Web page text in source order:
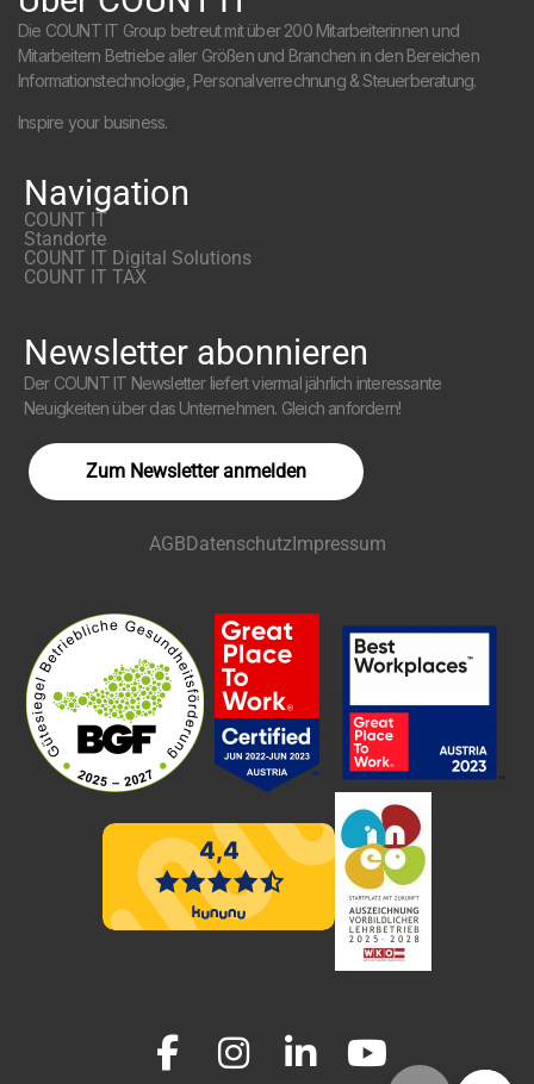
Die COUNT IT Group betreut mit über 200 Mitarbeiterinnen und
Mitarbeitern Betriebe aller Größen und Branchen in den Bereichen
Informationstechnologie, Personalverrechnung & Steuerberatung.
Inspire your business.
Navigation
COUNT IT
Standorte
COUNT IT Digital Solutions
COUNT IT TAX
Newsletter abonnieren
Der COUNT IT Newsletter liefert viermal jährlich interessante
Neuigkeiten über das Unternehmen. Gleich anfordern!
Zum Newsletter anmelden
AGBDatenschutzImpressum